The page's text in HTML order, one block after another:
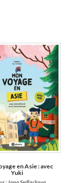
en Asie : avec
Yuki